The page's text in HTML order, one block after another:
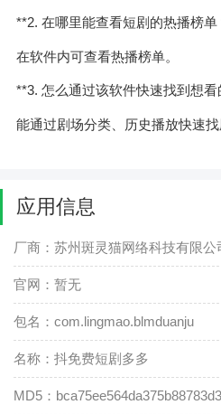
**2. 在哪里能查看短剧的热播榜单
在软件内可查看热播榜单。
**3. 怎么通过该软件快速找到想
能通过剧场分类、历史播放快速找
应用信息
厂商：苏州斑灵猫网络科技有限公
官网：暂无
包名：com.lingmao.blmduanju
名称：抖免费短剧多多
MD5：